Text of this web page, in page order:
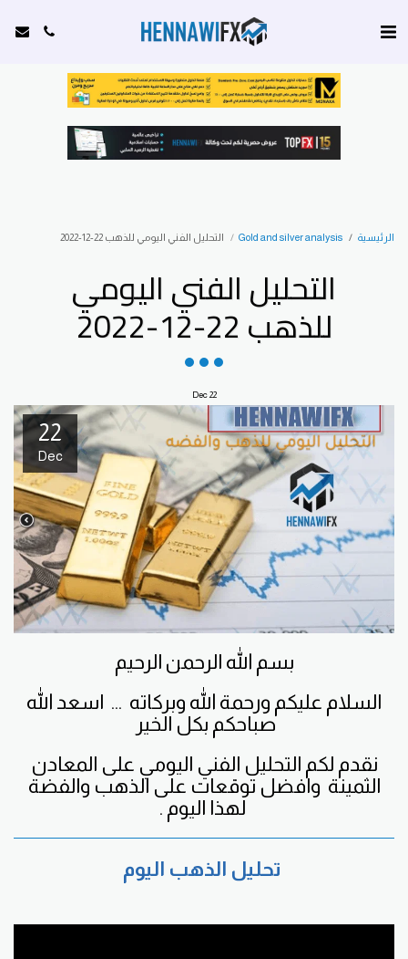
الرئيسية Gold and silver analysis التحليل الفني اليومي للذهب 22-12-2022
التحليل الفني اليومي
للذهب 22-12-2022
22
Dec
22
Dec
بسم الله الرحمن الرحيم
السلام عليكم ورحمة الله وبركاته ... اسعد الله
صباحكم بكل الخير
نقدم لكم التحليل الفني اليومي على المعادن
الثمينة وافضل توقعات على الذهب والفضة
لهذا اليوم .
تحليل الذهب اليوم